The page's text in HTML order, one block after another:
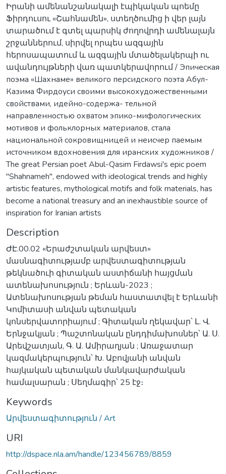
Իրանի ամենանշանակալի էպիկական պոեմը
Ֆիրդուսու «Շահնամեն», ստեղծումից ի վեր լայն
տարածում է գտել պարսիկ ժողովրդի ամենալայն
շրջաններում, սիրվել որպես ազգային
հերոսապատում և ազգային մտածելակերպի ու
ավանդույթների վառ պատկերավորում / Эпическая
поэма «Шахнаме» великого персидского поэта Абул-
Казима Фирдоуси своими высокохудожественными
свойствами, идейно-содержа- тельной
направленностью охватом эпико-мифологических
мотивов и фольклорных материалов, стала
национальной сокровищницей и неисчер паемым
источником вдохновения для иранских художников /
The great Persian poet Abul-Qasim Firdawsi's epic poem
"Shahnameh", endowed with ideological trends and highly
artistic features, mythological motifs and folk materials, has
become a national treasury and an inexhaustible source of
inspiration for Iranian artists
Description
ԺԷ.00.02 «Երաժշտական արվեստ»
մասնագիտությամբ արվեստագիտության
թեկնածուի գիտական աստիճանի հայցման
ատենախոսություն ; Երևան-2023 ;
Ատենախոսության թեման հաստատվել է Երևանի
Կոմիտասի անվան պետական
կոնսերվատորիայում ; Գիտական ղեկավար՝ Լ. Վ.
Երնջակյան ; Պաշտոնական ընդդիմախոսներ՝ Ա. Ս.
Արեվշատյան, Գ. Ա. Ամիրաղյան ; Առաջատար
կազմակերպություն՝ Խ. Աբովյանի անվան
հայկական պետական մանկավարժական
համալսարան ; Սեղմագիր՝ 25 էջ։
Keywords
Արվեստագիտություն / Art
URI
http://dspace.nla.am/handle/123456789/8859